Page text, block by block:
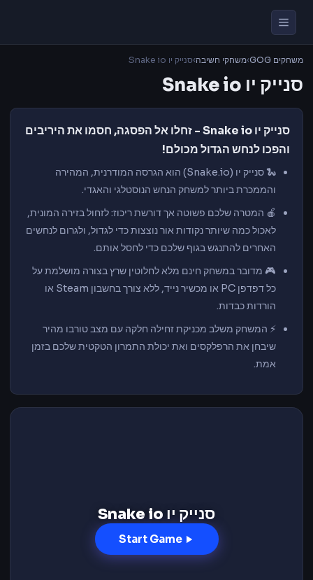
משחקים GOG ›משחקי חשיבה›סנייק יו Snake io
סנייק יו Snake io
סנייק יו Snake io - זחלו אל הפסגה, חסמו את היריבים
והפכו לנחש הגדול מכולם!
🐍 סנייק יו (Snake.io) הוא הגרסה המודרנית, המהירה
והממכרת ביותר למשחק הנחש הנוסטלגי והאגדי.
🍎 המטרה שלכם פשוטה אך דורשת ריכוז: לזחול בזירה המונית,
לאכול כמה שיותר נקודות אור נוצצות כדי לגדול, ולגרום לנחשים
האחרים להתנגש בגוף שלכם כדי לחסל אותם.
🎮 מדובר במשחק חינם מלא לחלוטין שרץ בצורה מושלמת על
כל דפדפן PC או מכשיר נייד, ללא צורך בחשבון Steam או
הורדות כבדות.
⚡ המשחק משלב מכניקת זחילה חלקה עם מצב טורבו מהיר
שיבחן את הרפלקסים ואת יכולת התמרון הטקטית שלכם בזמן
אמת.
סנייק יו Snake io
Start Game